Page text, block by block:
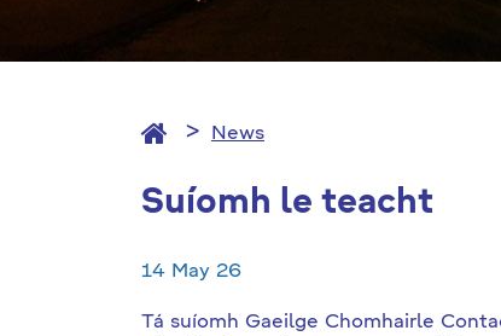
News
Suíomh le teacht
14 May 26
Tá suíomh Gaeilge Chomhairle